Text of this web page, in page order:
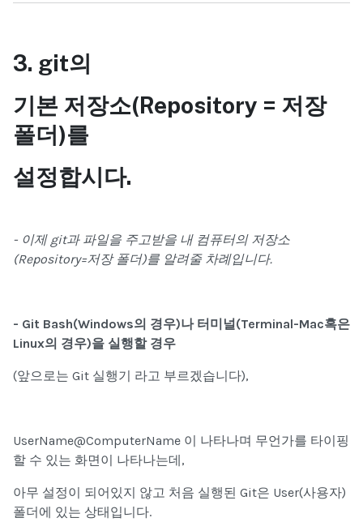
3. git의
기본 저장소(Repository = 저장
폴더)를
설정합시다.
- 이제 git과 파일을 주고받을 내 컴퓨터의 저장소
(Repository=저장 폴더)를 알려줄 차례입니다.
- Git Bash(Windows의 경우)나 터미널(Terminal-Mac혹은
Linux의 경우)을 실행할 경우
(앞으로는 Git 실행기 라고 부르겠습니다),
UserName@ComputerName 이 나타나며 무언가를 타이핑
할 수 있는 화면이 나타나는데,
아무 설정이 되어있지 않고 처음 실행된 Git은 User(사용자)
폴더에 있는 상태입니다.